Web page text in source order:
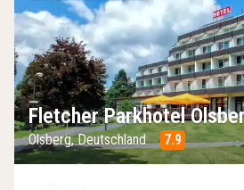
Fletcher Parkhotel
Olsberg, Deutschland 7.9